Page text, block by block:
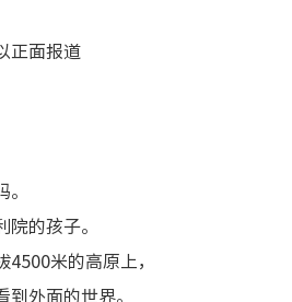
正面报道
。
院的孩子。
4500米的高原上，
到外面的世界。